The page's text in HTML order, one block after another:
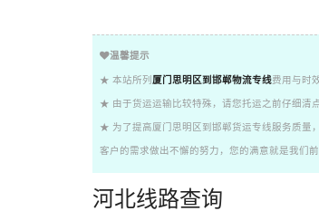
温馨提示
★ 本站所列 厦门思明区到邯郸物流专线费用与时
★ 由于货运运输比较特殊，请您托运之前仔细清
★ 为了提高厦门思明区到邯郸货运专线服务质量
客户的需求做出不懈的努力，您的满意就是我们
河北线路查询